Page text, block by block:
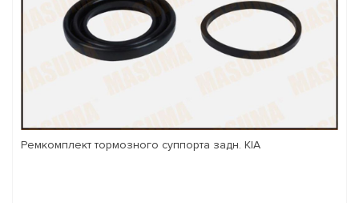
Ремкомплект тормозного суппорта задн. KIA